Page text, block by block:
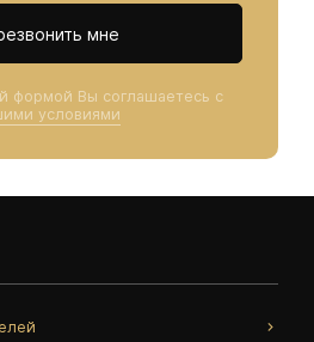
мне
формой Вы соглашаетесь с
условиями